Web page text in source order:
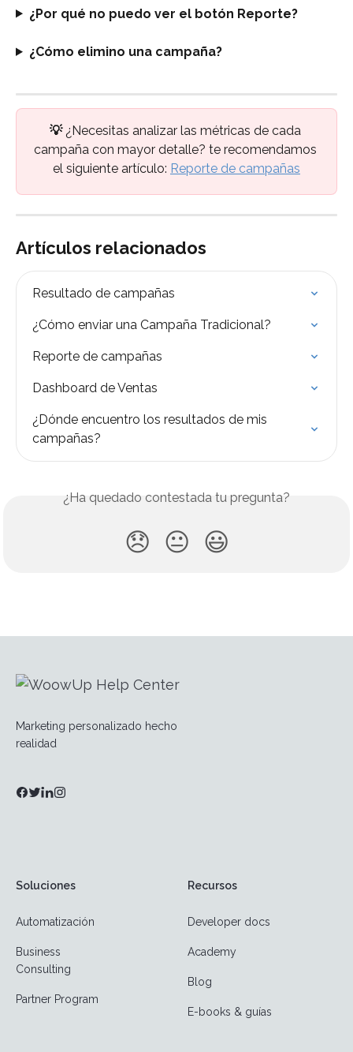
¿Por qué no puedo ver el botón Reporte?
¿Cómo elimino una campaña?
💡 ¿Necesitas analizar las métricas de cada
campaña con mayor detalle? te recomendamos
el siguiente artículo: Reporte de campañas
Artículos relacionados
Resultado de campañas
¿Cómo enviar una Campaña Tradicional?
Reporte de campañas
Dashboard de Ventas
¿Dónde encuentro los resultados de mis
campañas?
¿Ha quedado contestada tu pregunta?
😞 😐 😃
Marketing personalizado hecho
realidad
Soluciones
Automatización
Business
Consulting
Partner Program
Recursos
Developer docs
Academy
Blog
E-books & guías